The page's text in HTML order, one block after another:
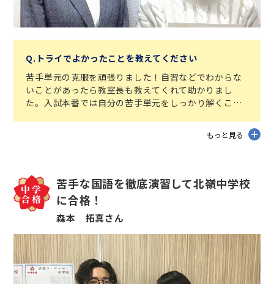
Q.トライでよかったことを教えてください
苦手単元の克服を頑張りました！自習などでわからな
いことがあったら教室長も教えてくれて助かりまし
た。入試本番では自分の苦手単元をしっかり解くこと
もっと見る
苦手な国語を徹底演習して北嶺中学校
に合格！
森本 拓真さん